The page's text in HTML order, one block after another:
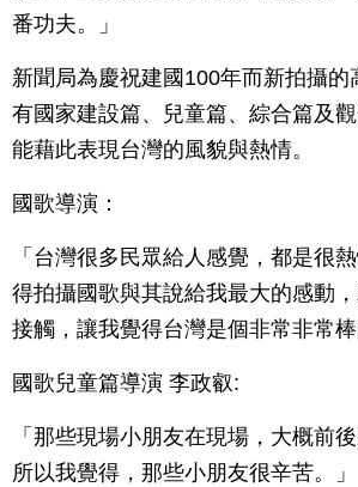
番功夫。」
新聞局為慶祝建國100年而新拍攝的
有國家建設篇、兒童篇、綜合篇及
能藉此表現台灣的風貌與熱情。
國歌導演：
「台灣很多民眾給人感覺，都是很
得拍攝國歌與其說給我最大的感動
接觸，讓我覺得台灣是個非常非常棒
國歌兒童篇導演 李政叡:
「那些現場小朋友在現場，大概前
所以我覺得，那些小朋友很辛苦。」